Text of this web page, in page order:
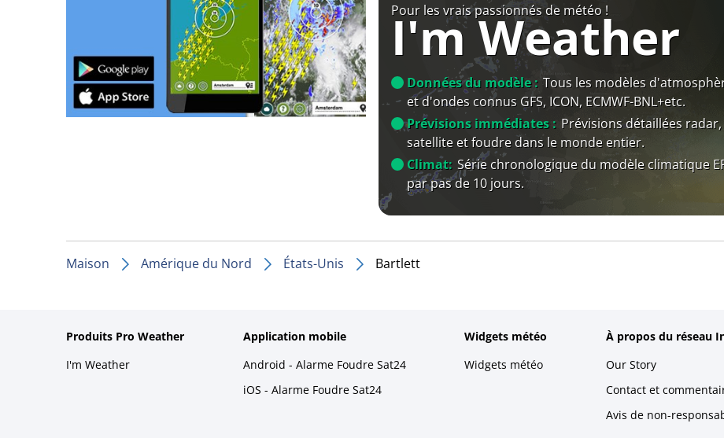
Pour les vrais passionnés de météo !
I'm Weather
Données du modèle : Tous les modèles
et d'ondes connus GFS, ICON, ECMWF-BNL+etc.
Prévisions immédiates : Prévisions détaillées radar,
satellite et foudre dans le monde entier.
Climat: Série chronologique du modèle climatique
par pas de 10 jours.
Maison Amérique du Nord États-Unis Bartlett
Produits Pro Weather
I'm Weather
Application mobile
Android - Alarme Foudre Sat24
iOS - Alarme Foudre Sat24
Widgets météo
Widgets météo
À propos du réseau
Our Story
Contact et
Avis de non-